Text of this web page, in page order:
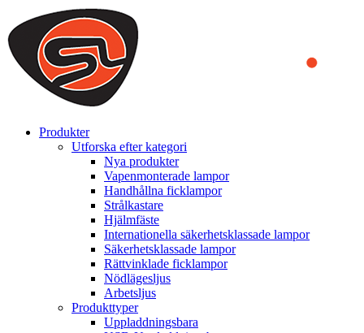
We use cookies to ensure that we provide you the best experience
on our website. By continuing to browse this website, you accept
that cookies are used to help us analyze how the website is used and
to offer you a better experience. To learn more or to find out how
you can disable cookies, you can access our
Produkter
Utforska efter kategori
Nya produkter
Vapenmonterade lampor
Handhållna ficklampor
Strålkastare
Hjälmfäste
Internationella säkerhetsklassade lampor
Säkerhetsklassade lampor
Rättvinklade ficklampor
Nödlägesljus
Arbetsljus
Produkttyper
Uppladdningsbara